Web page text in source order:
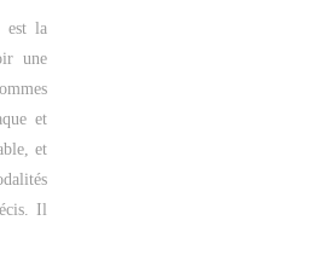
est la
une
et
et
Il